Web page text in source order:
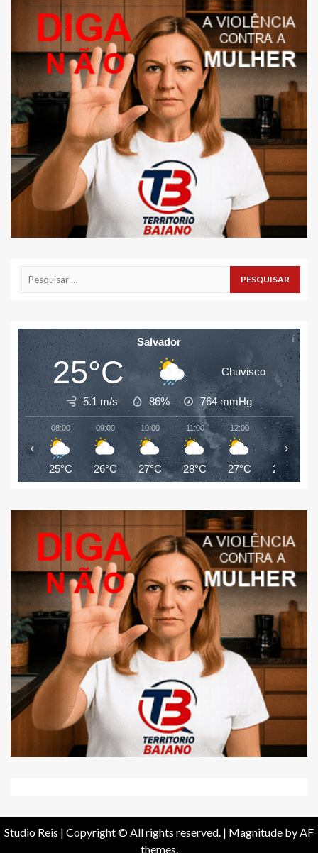
Pesquisar
Salvador
25°C Chuvisco
5.1 m/s 86% 764mmHg
08:00
25°C
09:00
26°C
10:00
27°C
11:00
28°C
12:00
27°C
13:00
27°C
‹ ›
Studio Reis | Copyright © All rights reserved. | Magnitude by AF
themes.